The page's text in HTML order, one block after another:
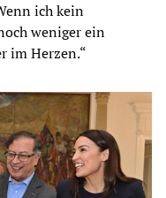
ich kein
weniger ein
im Herzen.“